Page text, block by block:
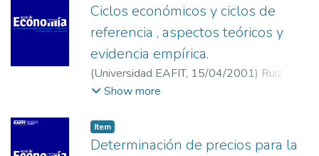
Ciclos económicos y ciclos de
referencia , aspectos teóricos y
evidencia empírica.
(Universidad EAFIT, 15/04/2001) Ruiz
Olaya, Isabel Cristina
Show more
Item
Determinación de precios para la